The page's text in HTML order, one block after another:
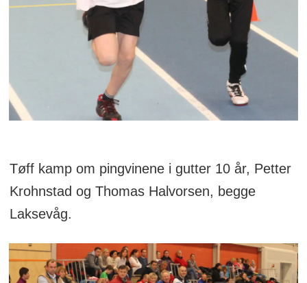
Tøff kamp om pingvinene i gutter 10 år, Petter
Krohnstad og Thomas Halvorsen, begge
Laksevåg.